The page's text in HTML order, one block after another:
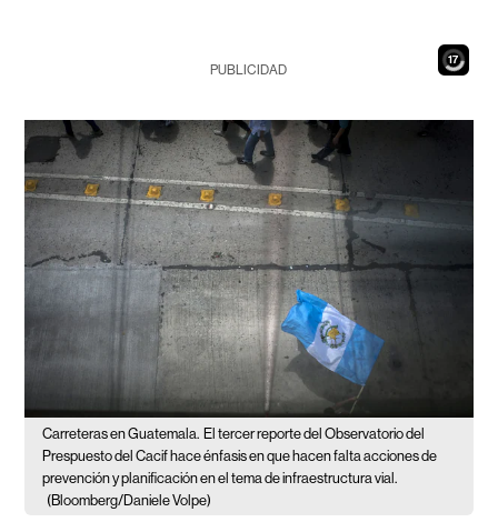
15
PUBLICIDAD
Carreteras en Guatemala. El tercer reporte del Observatorio del
Prespuesto del Cacif hace énfasis en que hacen falta acciones de
prevención y planificación en el tema de infraestructura vial.
(Bloomberg/Daniele Volpe)